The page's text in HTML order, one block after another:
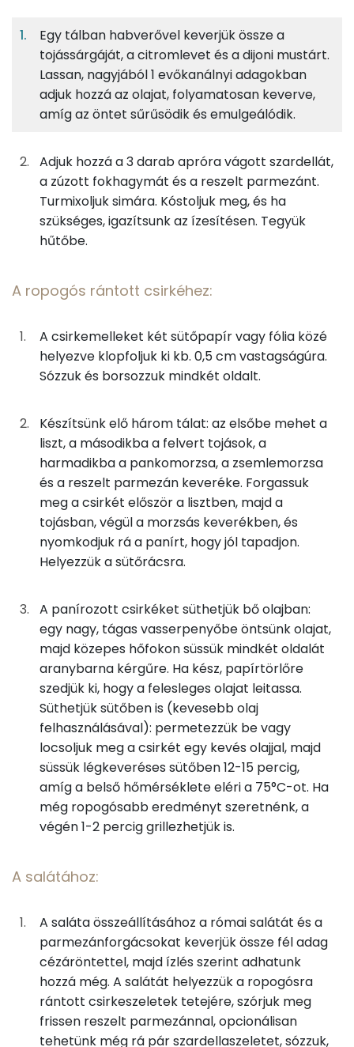
A dresszinghez:
10g tojássárgája
32 kcal
0g dijoni mustár
0 kcal
43golívaolaj
376 kcal
6gszardella (konzerv)
4g
0 kcal
225gcsirkemellfilé
270 kcal
75gfinomliszt
273 kcal
55g tojás
69 kcal
25gzsemlemorzsa
99 kcal
213gnapraforgó olaj
1879 kcal
0g só
0 kcal
0gfekete bors
0 kcal
10gparmezán sajt 39 kcal
A salátához:
255grómai saláta
41 kcal
9%
Fehérje
11%
Szénhidrát
30%
Zsír
50%
Víz
TOP ásványi anyagok
Foszfor
Kálcium
Magnézium
Kolin:
E vitamin:
Niacin - B3 vitamin:
β-karotin
C vitamin:
Fehérje
Összesen
Zsír
Összesen
280.5 g
Telített zsírsav
43 g
Egyszeresen telítetlen zsírsav:
137 g
Többszörösen telítetlen zsírsav
86 g
Koleszterin
478 mg
Összesen
Cink
5 mg
Szelén
122 mg
Kálcium
609 mg
Vas
8 mg
Egy tálban habverővel keverjük össze a
tojássárgáját, a citromlevet és a dijoni mustárt.
Lassan, nagyjából 1 evőkanálnyi adagokban
adjuk hozzá az olajat, folyamatosan keverve,
amíg az öntet sűrűsödik és emulgeálódik.
Adjuk hozzá a 3 darab apróra vágott szardellát,
a zúzott fokhagymát és a reszelt parmezánt.
Turmixoljuk simára. Kóstoljuk meg, és ha
szükséges, igazítsunk az ízesítésen. Tegyük
hűtőbe.
A ropogós rántott csirkéhez:
A csirkemelleket két sütőpapír vagy fólia közé
helyezve klopfoljuk ki kb. 0,5 cm vastagságúra.
Sózzuk és borsozzuk mindkét oldalt.
Készítsünk elő három tálat: az elsőbe mehet a
liszt, a másodikba a felvert tojások, a
harmadikba a pankomorzsa, a zsemlemorzsa
és a reszelt parmezán keveréke. Forgassuk
meg a csirkét először a lisztben, majd a
tojásban, végül a morzsás keverékben, és
nyomkodjuk rá a panírt, hogy jól tapadjon.
Helyezzük a sütőrácsra.
A panírozott csirkéket süthetjük bő olajban:
egy nagy, tágas vasserpenyőbe öntsünk olajat,
majd közepes hőfokon süssük mindkét oldalát
aranybarna kérgűre. Ha kész, papírtörlőre
szedjük ki, hogy a felesleges olajat leitassa.
Süthetjük sütőben is (kevesebb olaj
felhasználásával): permetezzük be vagy
locsoljuk meg a csirkét egy kevés olajjal, majd
süssük légkeveréses sütőben 12-15 percig,
amíg a belső hőmérséklete eléri a 75°C-ot. Ha
még ropogósabb eredményt szeretnénk, a
végén 1-2 percig grillezhetjük is.
A salátához:
A saláta összeállításához a római salátát és a
parmezánforgácsokat keverjük össze fél adag
cézáröntettel, majd ízlés szerint adhatunk
hozzá még. A salátát helyezzük a ropogósra
rántott csirkeszeletek tetejére, szórjuk meg
frissen reszelt parmezánnal, opcionálisan
tehetünk még rá pár szardellaszeletet, sózzuk,